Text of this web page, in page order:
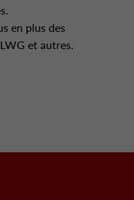
en plus des
et autres.